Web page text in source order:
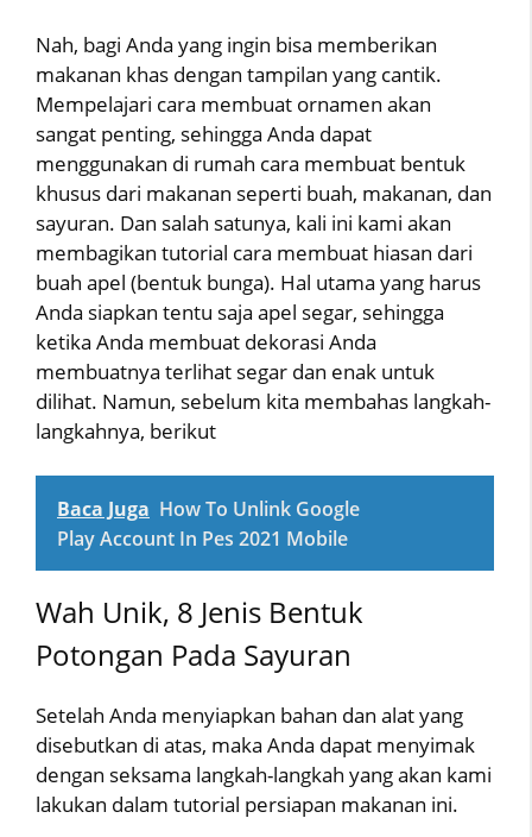
Nah, bagi Anda yang ingin bisa memberikan
makanan khas dengan tampilan yang cantik.
Mempelajari cara membuat ornamen akan
sangat penting, sehingga Anda dapat
menggunakan di rumah cara membuat bentuk
khusus dari makanan seperti buah, makanan, dan
sayuran. Dan salah satunya, kali ini kami akan
membagikan tutorial cara membuat hiasan dari
buah apel (bentuk bunga). Hal utama yang harus
Anda siapkan tentu saja apel segar, sehingga
ketika Anda membuat dekorasi Anda
membuatnya terlihat segar dan enak untuk
dilihat. Namun, sebelum kita membahas langkah-
langkahnya, berikut
Baca Juga How To Unlink Google
Play Account In Pes 2021 Mobile
Wah Unik, 8 Jenis Bentuk
Potongan Pada Sayuran
Setelah Anda menyiapkan bahan dan alat yang
disebutkan di atas, maka Anda dapat menyimak
dengan seksama langkah-langkah yang akan kami
lakukan dalam tutorial persiapan makanan ini.